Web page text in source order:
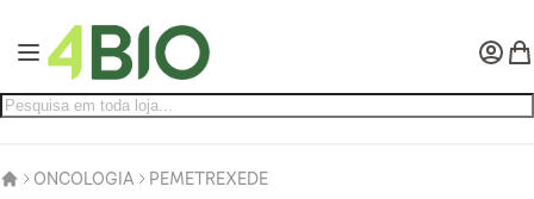
Alternar Nav
Minha
ONCOLOGIA PEMETREXEDE